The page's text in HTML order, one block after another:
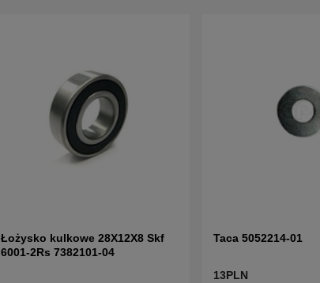
Łożysko kulkowe 28X12X8 Skf
6001-2Rs 7382101-04
Taca 5052214-01
13PLN